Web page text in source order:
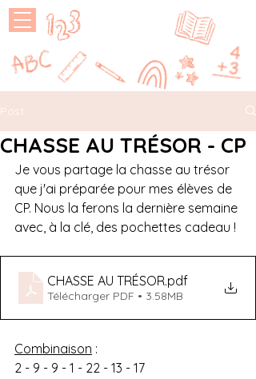
Post
CHASSE AU TRÉSOR - CP
Je vous partage la chasse au trésor
que j'ai préparée pour mes élèves de
CP. Nous la ferons la dernière semaine
avec, à la clé, des pochettes cadeau !
CHASSE AU TRÉSOR.pdf
Télécharger PDF • 3.58MB
Combinaison :
2 - 9 - 9 - 1 - 22 - 13 - 17